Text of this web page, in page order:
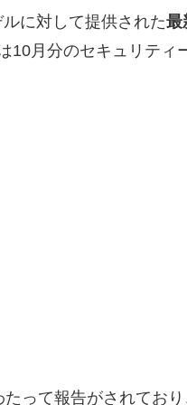
に対して提供された最
10月分のセキュリティ
って報告がされてお